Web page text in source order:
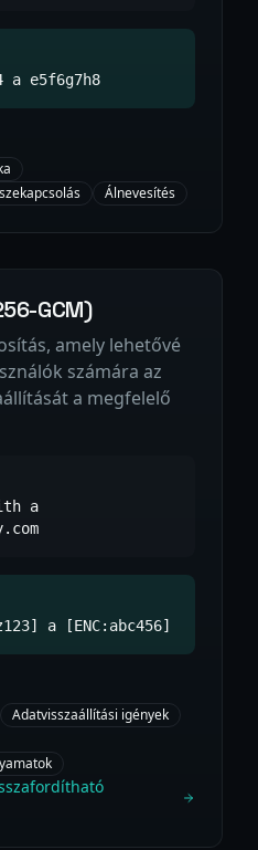
a e5f6g7h8
Álnevesítés
GCM)
amely lehetővé
számára az
a megfelelő
a
a [ENC:abc456]
Adatvisszaállítási igények